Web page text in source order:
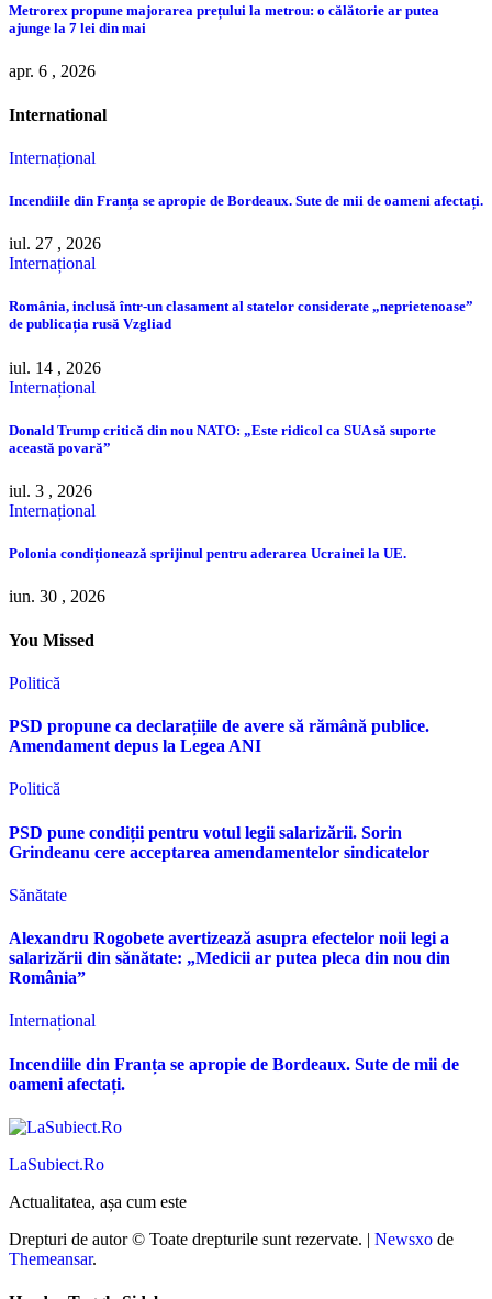
Metrorex propune majorarea prețului la metrou: o călătorie ar putea
ajunge la 7 lei din mai
apr. 6 , 2026
International
Internațional
Incendiile din Franța se apropie de Bordeaux. Sute de mii de oameni afectați.
iul. 27 , 2026
Internațional
România, inclusă într-un clasament al statelor considerate „neprietenoase”
de publicația rusă Vzgliad
iul. 14 , 2026
Internațional
Donald Trump critică din nou NATO: „Este ridicol ca SUA să suporte
această povară”
iul. 3 , 2026
Internațional
Polonia condiționează sprijinul pentru aderarea Ucrainei la UE.
iun. 30 , 2026
You Missed
Politică
PSD propune ca declarațiile de avere să rămână publice.
Amendament depus la Legea ANI
Politică
PSD pune condiții pentru votul legii salarizării. Sorin
Grindeanu cere acceptarea amendamentelor sindicatelor
Sănătate
Alexandru Rogobete avertizează asupra efectelor noii legi a
salarizării din sănătate: „Medicii ar putea pleca din nou din
România”
Internațional
Incendiile din Franța se apropie de Bordeaux. Sute de mii de
oameni afectați.
LaSubiect.Ro
Actualitatea, așa cum este
Drepturi de autor © Toate drepturile sunt rezervate. | Newsxo de
Themeansar.